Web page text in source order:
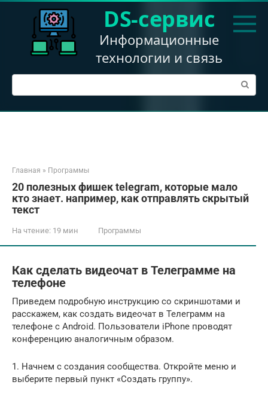
Перейти
DS-сервис
Информационные
технологии и связь
Поиск:
Главная » Программы
20 полезных фишек telegram, которые мало
кто знает. например, как отправлять скрытый
текст
На чтение: 19 мин Программы
Как сделать видеочат в Телеграмме на
телефоне
Приведем подробную инструкцию со скриншотами и
расскажем, как создать видеочат в Телеграмм на
телефоне с Android. Пользователи iPhone проводят
конференцию аналогичным образом.
1. Начнем с создания сообщества. Откройте меню и
выберите первый пункт «Создать группу».